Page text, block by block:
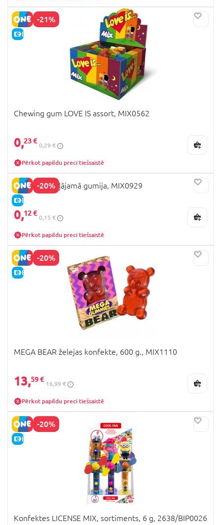
-21%
E-CENA
Chewing gum LOVE IS assort, MIX0562
0,23 €
0,29 €
Pērkot papildu preci tiešsaistē
-20%
E-CENA
DONALD košļājamā gumija, MIX0929
0,12 €
0,15 €
Pērkot papildu preci tiešsaistē
-20%
E-CENA
MEGA BEAR želejas konfekte, 600 g., MIX1110
13,59 €
16,99 €
Pērkot papildu preci tiešsaistē
-20%
E-CENA
Konfektes LICENSE MIX, sortiments, 6 g, 2638/BIP0026